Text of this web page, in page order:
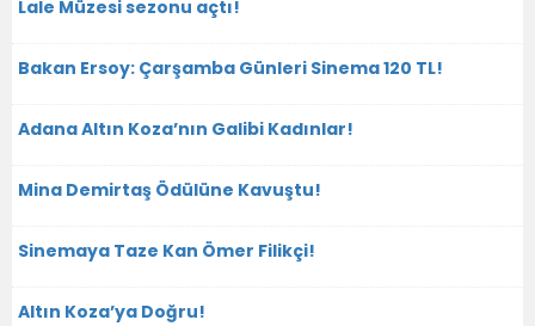
Lale Müzesi sezonu açtı!
Bakan Ersoy: Çarşamba Günleri Sinema 120 TL!
Adana Altın Koza’nın Galibi Kadınlar!
Mina Demirtaş Ödülüne Kavuştu!
Sinemaya Taze Kan Ömer Filikçi!
Altın Koza’ya Doğru!